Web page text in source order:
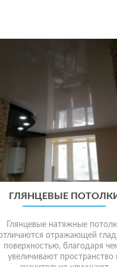
ЗВЕЗДНОЕ НЕБО
Современные технологии,
применяемые при сборке
конструкций натяжных
помощью оптических